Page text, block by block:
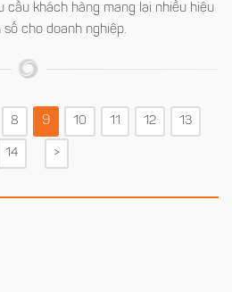
cầu khách hàng mang lại nhiều hiệu
cho doanh nghiệp.
8 9 10 11 12 13
14 >